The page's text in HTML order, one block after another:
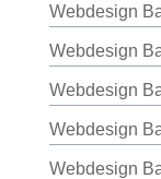
Webdesign
Webdesign
Webdesign
Webdesign
Webdesign